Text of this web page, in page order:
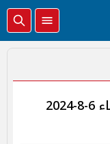
سعر الريال السعودي اليوم الثلاثاء 6-8-2024